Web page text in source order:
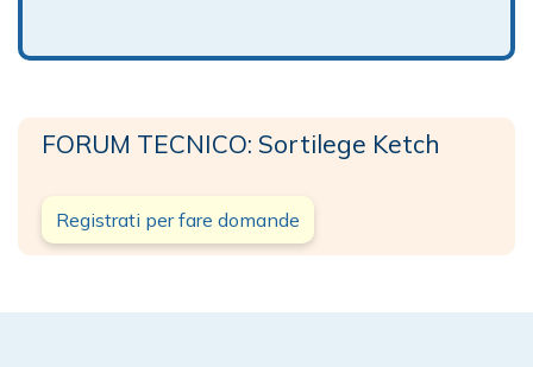
FORUM TECNICO: Sortilege Ketch
Registrati per fare domande